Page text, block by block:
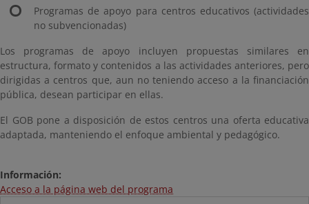
Programas de apoyo para centros educativos (actividades
no subvencionadas)
Los programas de apoyo incluyen propuestas similares en
estructura, formato y contenidos a las actividades anteriores, pero
dirigidas a centros que, aun no teniendo acceso a la financiación
pública, desean participar en ellas.
El GOB pone a disposición de estos centros una oferta educativa
adaptada, manteniendo el enfoque ambiental y pedagógico.
Información:
Acceso a la página web del programa